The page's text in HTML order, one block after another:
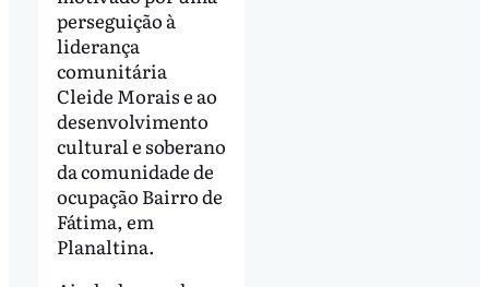
perseguição à
liderança
comunitária
Cleide Morais e ao
desenvolvimento
cultural e soberano
da comunidade de
ocupação Bairro de
Fátima, em
Planaltina.